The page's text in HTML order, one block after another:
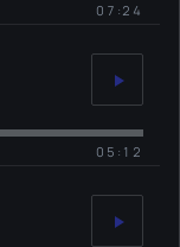
07:24
05:12